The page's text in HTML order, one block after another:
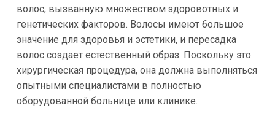
волос, вызванную множеством здоровотных и
генетических факторов. Волосы имеют большое
значение для здоровья и эстетики, и пересадка
волос создает естественный образ. Поскольку это
хирургическая процедура, она должна выполняться
опытными специалистами в полностью
оборудованной больнице или клинике.